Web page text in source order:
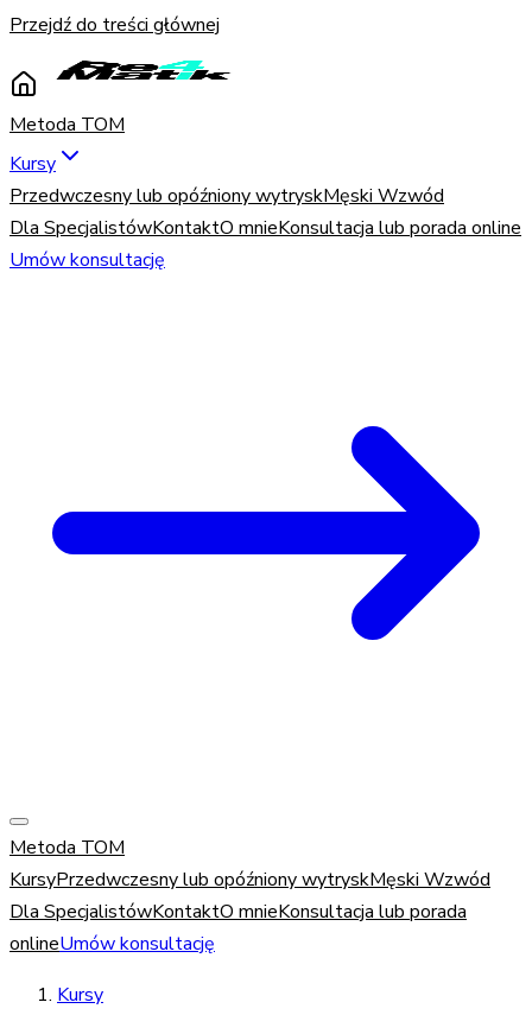
Przejdź do treści głównej
Metoda TOM
Kursy
Przedwczesny lub opóźniony wytryskMęski Wzwód
Dla SpecjalistówKontaktO mnieKonsultacja lub porada online
Umów konsultację
Metoda TOM
KursyPrzedwczesny lub opóźniony wytryskMęski Wzwód
Dla SpecjalistówKontaktO mnieKonsultacja lub porada
onlineUmów konsultację
Kursy